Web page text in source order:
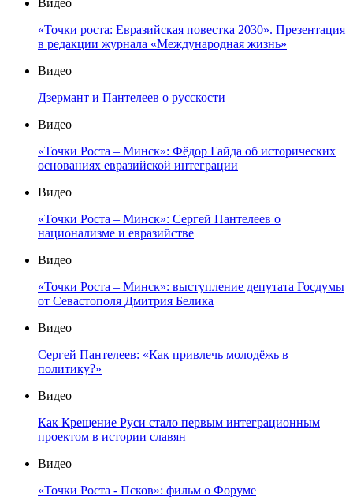
Видео
«Точки роста: Евразийская повестка 2030». Презентация
в редакции журнала «Международная жизнь»
Видео
Дзермант и Пантелеев о русскости
Видео
«Точки Роста – Минск»: Фёдор Гайда об исторических
основаниях евразийской интеграции
Видео
«Точки Роста – Минск»: Сергей Пантелеев о
национализме и евразийстве
Видео
«Точки Роста – Минск»: выступление депутата Госдумы
от Севастополя Дмитрия Белика
Видео
Сергей Пантелеев: «Как привлечь молодёжь в
политику?»
Видео
Как Крещение Руси стало первым интеграционным
проектом в истории славян
Видео
«Точки Роста - Псков»: фильм о Форуме